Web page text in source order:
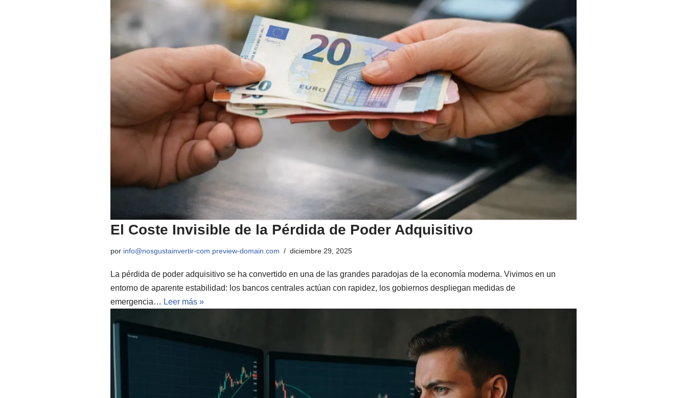
El Coste Invisible de la Pérdida de Poder Adquisitivo
por info@nosgustainvertir-com.preview-domain.com diciembre 29, 2025
La pérdida de poder adquisitivo se ha convertido en una de las grandes paradojas de la economía moderna. Vivimos en un
entorno de aparente estabilidad: los bancos centrales actúan con rapidez, los gobiernos despliegan medidas de
emergencia… Leer más »